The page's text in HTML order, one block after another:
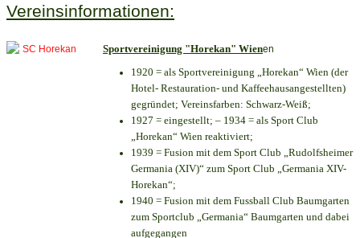
Vereinsinformationen:
Sportvereinigung "Horekan" Wienen
1920 = als Sportvereinigung „Horekan“ Wien (der
Hotel- Restauration- und Kaffeehausangestellten)
gegründet; Vereinsfarben: Schwarz-Weiß;
1927 = eingestellt; – 1934 = als Sport Club
„Horekan“ Wien reaktiviert;
1939 = Fusion mit dem Sport Club „Rudolfsheimer
Germania (XIV)“ zum Sport Club „Germania XIV-
Horekan“;
1940 = Fusion mit dem Fussball Club Baumgarten
zum Sportclub „Germania“ Baumgarten und dabei
aufgegangen